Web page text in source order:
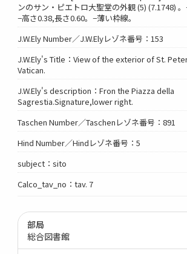
ンのサン・ピエトロ大聖堂の外観 (5) (7.1748) 。
−高さ0.38,長さ0.60。−薄い枠線。
J.W.Ely Number／J.W.Elyレゾネ番号：153
J.W.Ely's Title：View of the exterior of St.
Vatican.
J.W.Ely's description：Fron the Piazza della
Sagrestia.Signature,lower right.
Taschen Number／Taschenレゾネ番号：891
Hind Number／Hindレゾネ番号：5
subject：sito
Calco_tav_no：tav. 7
部局
総合図書館